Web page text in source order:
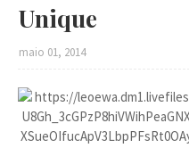
Unique
maio 01, 2014